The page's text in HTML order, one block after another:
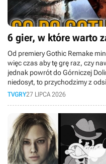
6 gier, w które warto
Od premiery Gothic Remake
więc czas aby tę grę raz, czy
jednak powrót do Górniczej
niedosyt, to przychodzimy z
przygotowaliśmy dla Was
TVGRY27 LIPCA 2026